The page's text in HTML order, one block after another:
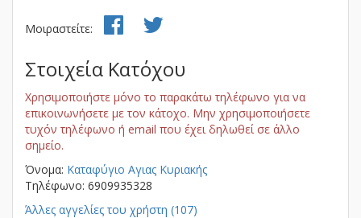
Μοιραστείτε:
Στοιχεία Κατόχου
Χρησιμοποιήστε μόνο το παρακάτω τηλέφωνο για να
επικοινωνήσετε με τον κάτοχο. Μην χρησιμοποιήσετε
τυχόν τηλέφωνο ή email που έχει δηλωθεί σε άλλο
σημείο.
Όνομα: Kαταφύγιο Αγιας Κυριακής
Τηλέφωνο: 6909935328
Άλλες αγγελίες του χρήστη (107)